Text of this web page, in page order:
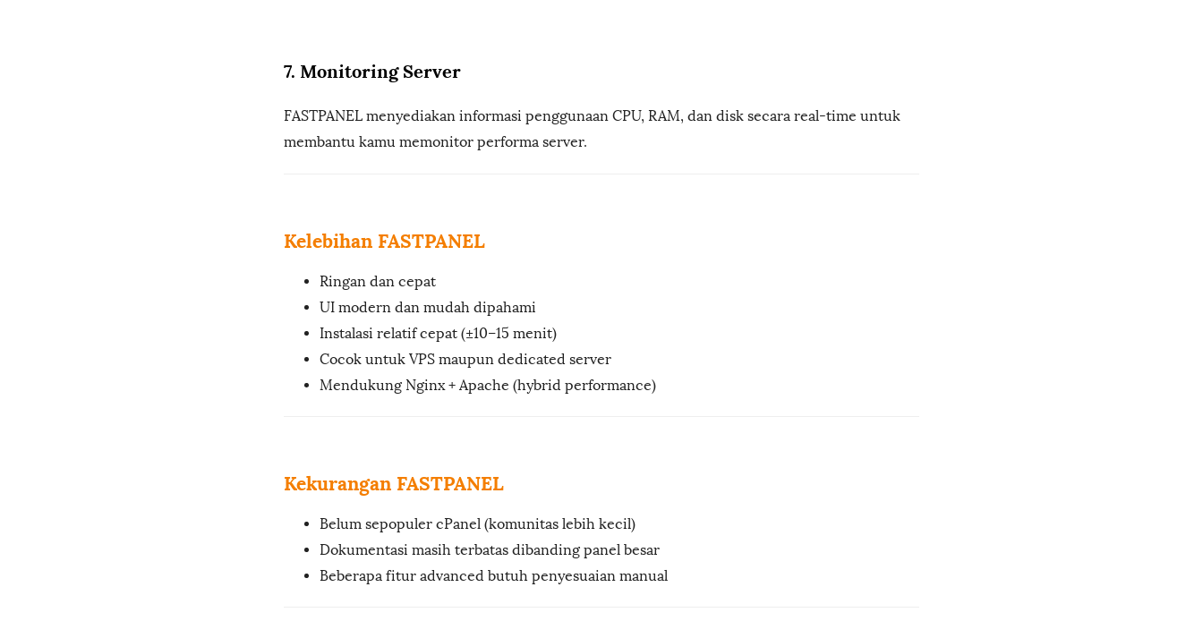
7. Monitoring Server
FASTPANEL menyediakan informasi penggunaan CPU, RAM, dan disk secara real-time untuk
membantu kamu memonitor performa server.
Kelebihan FASTPANEL
Ringan dan cepat
UI modern dan mudah dipahami
Instalasi relatif cepat (±10–15 menit)
Cocok untuk VPS maupun dedicated server
Mendukung Nginx + Apache (hybrid performance)
Kekurangan FASTPANEL
Belum sepopuler cPanel (komunitas lebih kecil)
Dokumentasi masih terbatas dibanding panel besar
Beberapa fitur advanced butuh penyesuaian manual